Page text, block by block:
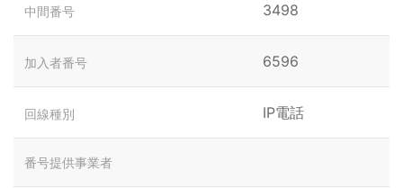
中間番号 3498
加入者番号 6596
回線種別 IP電話
番号提供事業者